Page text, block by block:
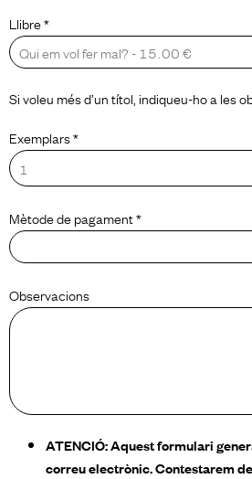
Llibre *
Si voleu més d’un títol, indiqueu-ho a les
Exemplars *
Mètode de pagament *
Observacions
ATENCIÓ: Aquest formulari
correu electrònic. Contestarem